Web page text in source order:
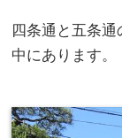
四条通と五条
中にあります。